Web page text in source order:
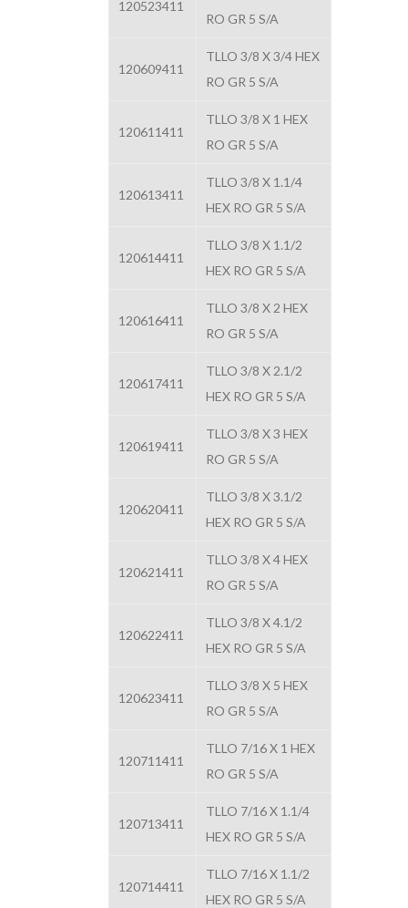
120523411
RO GR 5 S/A
120609411
TLLO 3/8 X 3/4 HEX
RO GR 5 S/A
120611411
TLLO 3/8 X 1 HEX
RO GR 5 S/A
120613411
TLLO 3/8 X 1.1/4
HEX RO GR 5 S/A
120614411
TLLO 3/8 X 1.1/2
HEX RO GR 5 S/A
120616411
TLLO 3/8 X 2 HEX
RO GR 5 S/A
120617411
TLLO 3/8 X 2.1/2
HEX RO GR 5 S/A
120619411
TLLO 3/8 X 3 HEX
RO GR 5 S/A
120620411
TLLO 3/8 X 3.1/2
HEX RO GR 5 S/A
120621411
TLLO 3/8 X 4 HEX
RO GR 5 S/A
120622411
TLLO 3/8 X 4.1/2
HEX RO GR 5 S/A
120623411
TLLO 3/8 X 5 HEX
RO GR 5 S/A
120711411
TLLO 7/16 X 1 HEX
RO GR 5 S/A
120713411
TLLO 7/16 X 1.1/4
HEX RO GR 5 S/A
120714411
TLLO 7/16 X 1.1/2
HEX RO GR 5 S/A